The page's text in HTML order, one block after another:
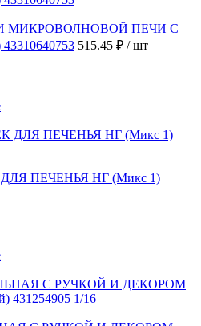
МИКРОВОЛНОВОЙ ПЕЧИ С
515.45 ₽ / шт
ПЕЧЕНЬЯ НГ (Микс 1)